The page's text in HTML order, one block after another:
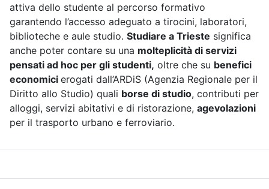
attiva dello studente al percorso formativo
garantendo l’accesso adeguato a tirocini, laboratori,
biblioteche e aule studio. Studiare a Trieste significa
anche poter contare su una molteplicità di servizi
pensati ad hoc per gli studenti, oltre che su benefici
economici erogati dall’ARDiS (Agenzia Regionale per il
Diritto allo Studio) quali borse di studio, contributi per
alloggi, servizi abitativi e di ristorazione, agevolazioni
per il trasporto urbano e ferroviario.